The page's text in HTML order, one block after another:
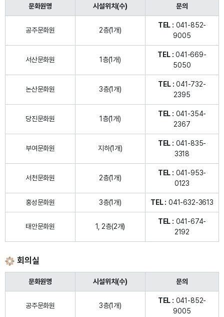
문화원명 시설위치(수) 문의
공주문화원 2층(1개)
TEL : 041-852-
9005
서산문화원 1층(1개)
TEL : 041-669-
5050
논산문화원 3층(1개)
TEL : 041-732-
2395
당진문화원 1층(1개)
TEL : 041-354-
2367
부여문화원 지하(1개)
TEL : 041-835-
3318
서천문화원 2층(1개)
TEL : 041-953-
0123
홍성문화원 3층(1개) TEL : 041-632-3613
태안문화원 1, 2층(2개)
TEL : 041-674-
2192
회의실
문화원명 시설위치(수) 문의
공주문화원 3층(1개)
TEL : 041-852-
9005